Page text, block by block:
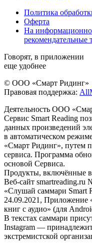
Политика
Оферта
На
рекомендательные
Говорят, в приложении
еще удобнее
© ООО «Смарт Ридинг»
Правовая поддержка:
Деятельность ООО
Сервис Smart Reading
данных произведений
в автоматическом
«Смарт Ридинг», путем
сервиса. Программа
основой Сервиса.
Продукты, включённые
Веб-сайт
«Слушай саммари Smart
24.09.2021, Приложение
книг с аудио» (для
В текстах саммари
Instagram —
экстремистской